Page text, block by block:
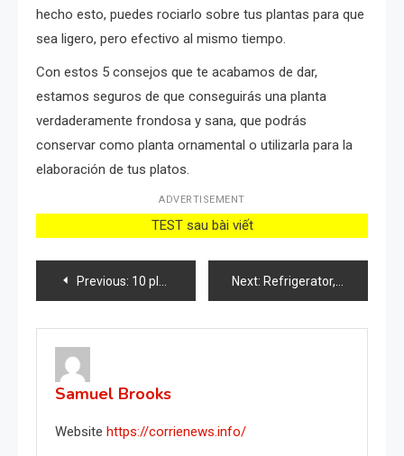
hecho esto, puedes rociarlo sobre tus plantas para que
sea ligero, pero efectivo al mismo tiempo.
Con estos 5 consejos que te acabamos de dar,
estamos seguros de que conseguirás una planta
verdaderamente frondosa y sana, que podrás
conservar como planta ornamental o utilizarla para la
elaboración de tus platos.
ADVERTISEMENT
TEST sau bài viết
Post
navigation
Previous: 10 plantas de interior que son súper fáciles de mantener, ¡incluso si no tienes un pulgar para la jardinería! Next: Refrigerator, activate this function if you want to save money: many people underestimate it
Samuel Brooks
Website https://corrienews.info/